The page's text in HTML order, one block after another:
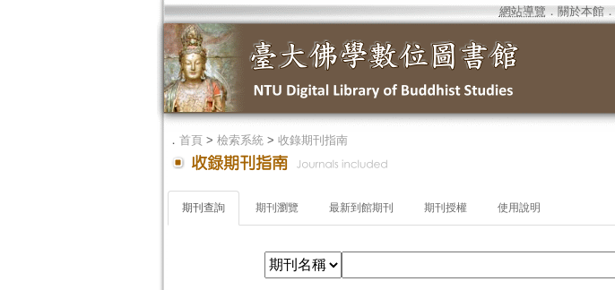
網站導覽 ． 關於本館．
． 首頁> 檢索系統> 收錄期刊指南
期刊查詢 期刊瀏覽 最新到館期刊 期刊授權 使用說明